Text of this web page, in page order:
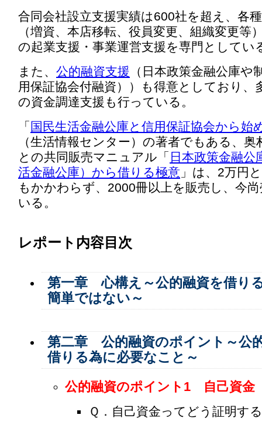
合同会社設立支援実績は600社を超え、各
（増資、本店移転、役員変更、組織変更等
の起業支援・事業運営支援を専門としてい
また、 公的融資支援 （日本政策金融公庫や
用保証協会付融資））も得意としており、
の資金調達支援も行っている。
「 国民生活金融公庫と信用保証協会から始
（生活情報センター）の著者でもある、奥
との共同販売マニュアル「 日本政策金融公
活金融公庫）から借りる極意 」は、2万円
もかかわらず、2000冊以上を販売し、今
いる。
レポート内容目次
第一章 心構え～公的融資を借り
簡単ではない～
第二章 公的融資のポイント～公
借りる為に必要なこと～
公的融資のポイント1 自己資金
Ｑ．自己資金ってどう証明す